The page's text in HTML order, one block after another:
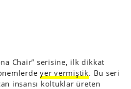
Chair” serisine, ilk dikkat
yer vermiştik. Bu seri
insansı koltuklar üreten